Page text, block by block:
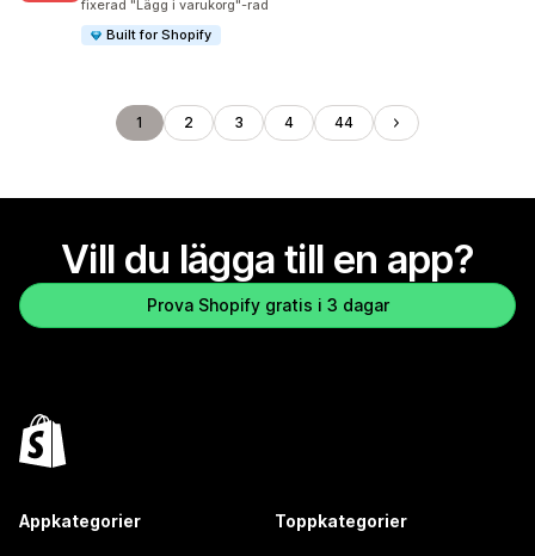
fixerad "Lägg i varukorg"-rad
Built for Shopify
1 2 3 4 44
Vill du lägga till en app?
Prova Shopify gratis i 3 dagar
Appkategorier Toppkategorier